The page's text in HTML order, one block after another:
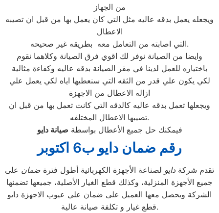
من الجهاز
ويجعله يعمل بدقه عاليه مثل التي كان يعمل بها من قبل ان تصيبه
الاعطال
التي اصابته من التعامل معه بطريقه غير صحيحه.
وايضا من الصيانة نوفر لك اقوي فرق الصيانة وكلاهما نقوم
باختياره للعمل لدينا في مقر الصيانة بدقه عاليه وكفاءة مثالية
لكي يكون علي قدر من الثقه التي سنعطيها اياه لكي يعمل علي
ازاله الاعطال من الاجهزة
ويجعلها تعمل بدقه عاليه كالدقه التي كانت تعمل بها من قبل ان
تصيبها الاعطال المختلفه.
فيمكنك حل جميع الأعطال بواسطة صيانة دايو
رقم ضمان دايو ب6 اكتوبر
تقدم شركة دايو لصناعة الأجهزة الكهربائية أطول فترة ضمان على
جميع الأجهزة المنزلية، وكذلك قطع الغيار الأصلية، جميعها تضمنها
الشركة ويحصل معها العميل على ضمان علي عيوب الاجهزة دايو
قطع غيار و تكلفة صيانة عالية.